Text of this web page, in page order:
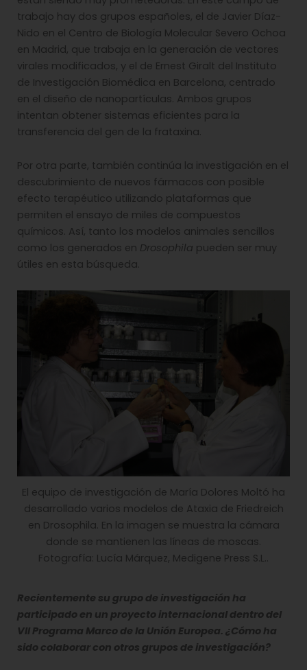
trabajo hay dos grupos españoles, el de Javier Díaz-
Nido en el Centro de Biología Molecular Severo Ochoa
en Madrid, que trabaja en la generación de vectores
virales modificados, y el de Ernest Giralt del Instituto
de Investigación Biomédica en Barcelona, centrado
en el diseño de nanopartículas. Ambos grupos
intentan obtener sistemas eficientes para la
transferencia del gen de la frataxina.
Por otra parte, también continúa la investigación en el
descubrimiento de nuevos fármacos con posible
efecto terapéutico utilizando plataformas que
permiten el ensayo de miles de compuestos
químicos. Así, tanto los modelos animales sencillos
como los generados en Drosophila pueden ser muy
útiles en esta búsqueda.
El equipo de investigación de María Dolores Moltó ha
desarrollado varios modelos de Ataxia de Friedreich
en Drosophila. En la imagen se muestra la cámara
donde se mantienen las líneas de moscas.
Fotografía: Lucía Márquez, Medigene Press S.L..
Recientemente su grupo de investigación ha
participado en un proyecto internacional dentro del
VII Programa Marco de la Unión Europea. ¿Cómo ha
sido colaborar con otros grupos de investigación?